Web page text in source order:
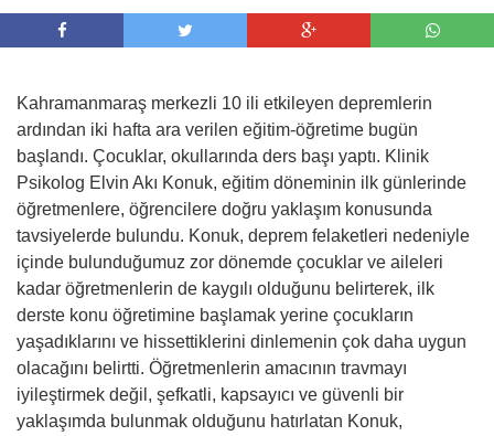
Kahramanmaraş merkezli 10 ili etkileyen depremlerin
ardından iki hafta ara verilen eğitim-öğretime bugün
başlandı. Çocuklar, okullarında ders başı yaptı. Klinik
Psikolog Elvin Akı Konuk, eğitim döneminin ilk günlerinde
öğretmenlere, öğrencilere doğru yaklaşım konusunda
tavsiyelerde bulundu. Konuk, deprem felaketleri nedeniyle
içinde bulunduğumuz zor dönemde çocuklar ve aileleri
kadar öğretmenlerin de kaygılı olduğunu belirterek, ilk
derste konu öğretimine başlamak yerine çocukların
yaşadıklarını ve hissettiklerini dinlemenin çok daha uygun
olacağını belirtti. Öğretmenlerin amacının travmayı
iyileştirmek değil, şefkatli, kapsayıcı ve güvenli bir
yaklaşımda bulunmak olduğunu hatırlatan Konuk,